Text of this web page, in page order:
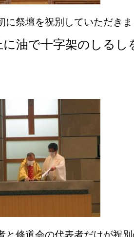
に祭壇を祝別していただき
に油で十字架のしる
と修道会の代表者だけが祝